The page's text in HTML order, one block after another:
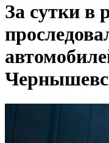
За сутки в